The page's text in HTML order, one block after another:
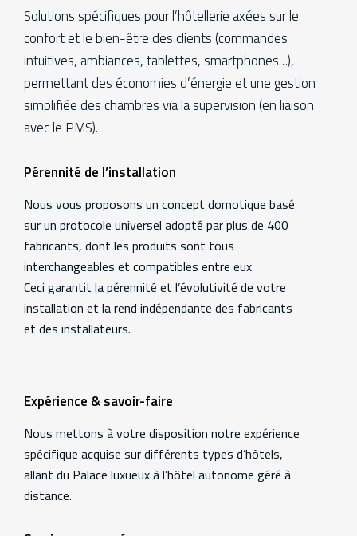
Solutions spécifiques pour l’hôtellerie axées sur le
confort et le bien-être des clients (commandes
intuitives, ambiances, tablettes, smartphones…),
permettant des économies d’énergie et une gestion
simplifiée des chambres via la supervision (en liaison
avec le PMS).
Services
information
Pérennité de l’installation
Nous vous proposons un concept domotique basé
sur un protocole universel adopté par plus de 400
fabricants, dont les produits sont tous
interchangeables et compatibles entre eux.
Ceci garantit la pérennité et l’évolutivité de votre
installation et la rend indépendante des fabricants
et des installateurs.
Expérience & savoir-faire
Nous mettons à votre disposition notre expérience
spécifique acquise sur différents types d’hôtels,
allant du Palace luxueux à l’hôtel autonome géré à
distance.